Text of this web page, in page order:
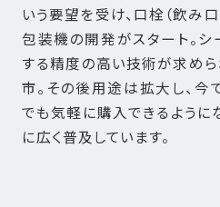
いう要望を受け、口栓（飲み
包装機の開発がスタート。
する精度の高い技術が求め
市。その後用途は拡大し、今
でも気軽に購入できるように
に広く普及しています。